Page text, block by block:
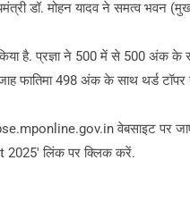
डॉ. मोहन यादव ने समत्व भवन
किया है. प्रज्ञा ने 500 में से 500 अंक
फातिमा 498 अंक के साथ थर्ड टॉपर
वेबसाइट पर
2025′ लिंक पर क्लिक करें.